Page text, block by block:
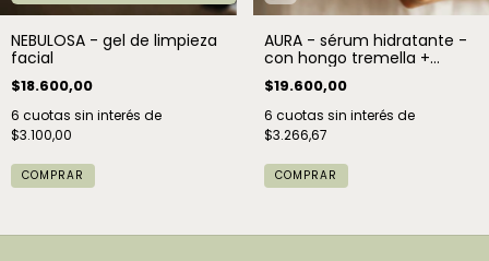
NEBULOSA - gel de limpieza
facial
$18.600,00
6 cuotas sin interés de
$3.100,00
COMPRAR
AURA - sérum hidratante -
con hongo tremella +
antioxidantes
$19.600,00
6 cuotas sin interés de
$3.266,67